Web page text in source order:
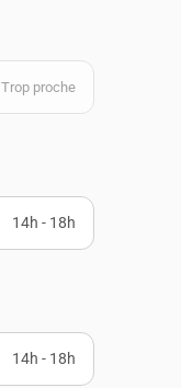
Trop proche
14h - 18h
14h - 18h